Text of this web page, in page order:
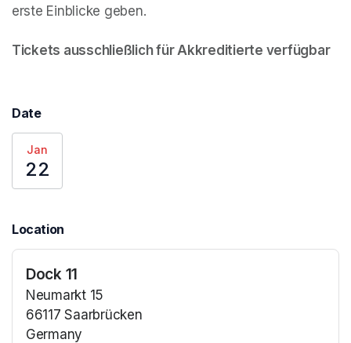
erste Einblicke geben.
Tickets ausschließlich für Akkreditierte verfügbar
Date
Jan
22
Location
Dock 11
Neumarkt 15
66117 Saarbrücken
Germany